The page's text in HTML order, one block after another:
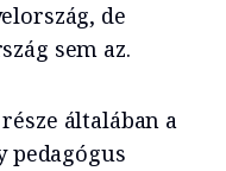
de
sem az.
általában a
pedagógus